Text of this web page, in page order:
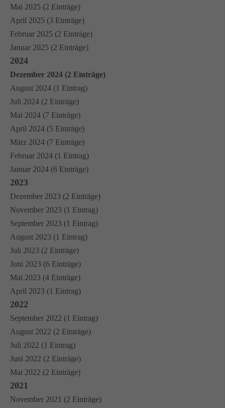
Mai 2025 (2 Einträge)
April 2025 (3 Einträge)
Februar 2025 (2 Einträge)
Januar 2025 (2 Einträge)
2024
Dezember 2024 (2 Einträge)
August 2024 (1 Eintrag)
Juli 2024 (2 Einträge)
Mai 2024 (7 Einträge)
April 2024 (5 Einträge)
März 2024 (7 Einträge)
Februar 2024 (1 Eintrag)
Januar 2024 (6 Einträge)
2023
Dezember 2023 (2 Einträge)
November 2023 (1 Eintrag)
September 2023 (1 Eintrag)
August 2023 (1 Eintrag)
Juli 2023 (2 Einträge)
Juni 2023 (6 Einträge)
Mai 2023 (4 Einträge)
April 2023 (1 Eintrag)
2022
September 2022 (1 Eintrag)
August 2022 (2 Einträge)
Juli 2022 (1 Eintrag)
Juni 2022 (2 Einträge)
Mai 2022 (2 Einträge)
2021
November 2021 (2 Einträge)